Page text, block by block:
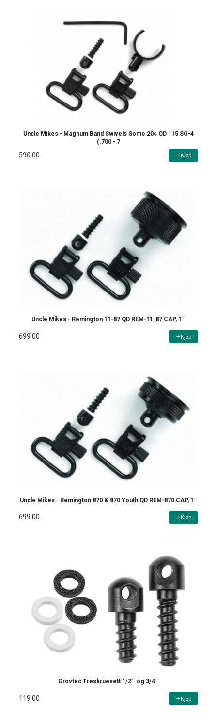
Uncle Mikes - Magnum Band Swivels Some 20s QD 115 SG-4
(.700 - 7
590,00 Kjøp
Uncle Mikes - Remington 11-87 QD REM-11-87 CAP, 1´´
699,00 Kjøp
Uncle Mikes - Remington 870 & 870 Youth QD REM-870 CAP, 1´´
699,00 Kjøp
Grovtec Treskruesett 1/2´´ og 3/4´´
119,00 Kjøp